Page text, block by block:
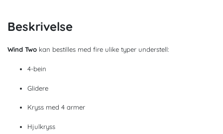
Beskrivelse
Wind Two kan bestilles med fire ulike typer understell:
4-bein
Glidere
Kryss med 4 armer
Hjulkryss